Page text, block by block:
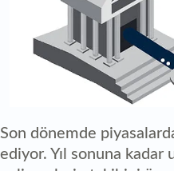
Son dönemde
ediyor. Yıl sonuna